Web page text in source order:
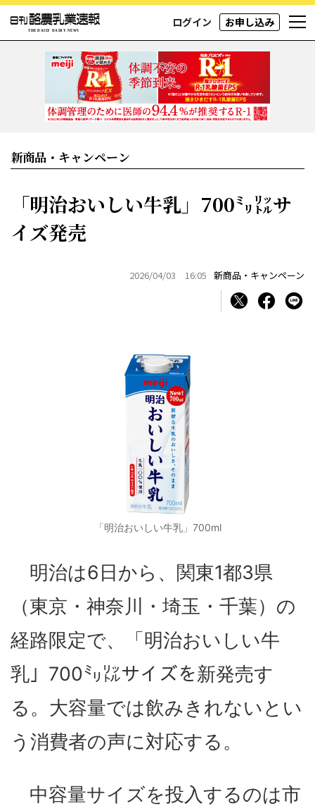
ログイン お申し込み
新商品・キャンペーン
「明治おいしい牛乳」700㍉㍑サ
イズ発売
2026/04/03 16:05 新商品・キャンペーン
「明治おいしい牛乳」700ml
明治は6日から、関東1都3県
（東京・神奈川・埼玉・千葉）の
経路限定で、「明治おいしい牛
乳」700㍉㍑サイズを新発売す
る。大容量では飲みきれないとい
う消費者の声に対応する。
中容量サイズを投入するのは市